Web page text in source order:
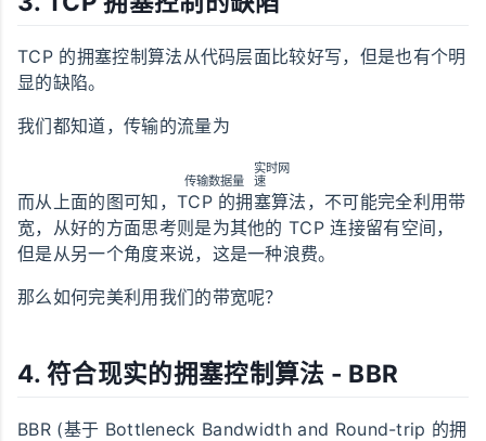
TCP 的拥塞控制算法从代码层面比较好写，但是也有个明
显的缺陷。
我们都知道，传输的流量为
传输数据量
实时网
速
而从上面的图可知，TCP 的拥塞算法，不可能完全利用带
宽，从好的方面思考则是为其他的 TCP 连接留有空间，
但是从另一个角度来说，这是一种浪费。
那么如何完美利用我们的带宽呢？
4. 符合现实的拥塞控制算法 - BBR
BBR (基于 Bottleneck Bandwidth and Round-trip 的拥